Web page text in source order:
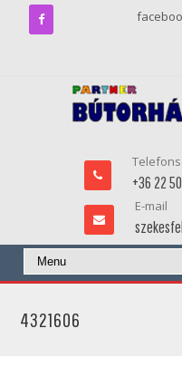
+36 22
E-mail
4321606